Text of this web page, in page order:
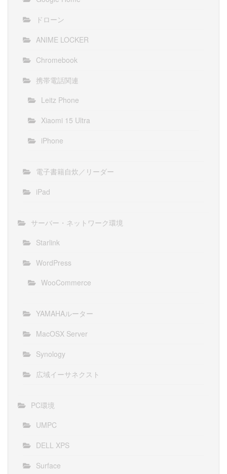
ドローン
ANIME LOCKER
Chromebook
携帯電話関連
Leitz Phone
Xiaomi 15 Ultra
iPhone
電子書籍自炊／リーダー
iPad
サーバー・ネットワーク環境
Starlink
WordPress
WooCommerce
YAMAHAルーター
MacOSX Server
Synology
広域イーサネクスト
PC環境
UMPC
DELL XPS
Surface